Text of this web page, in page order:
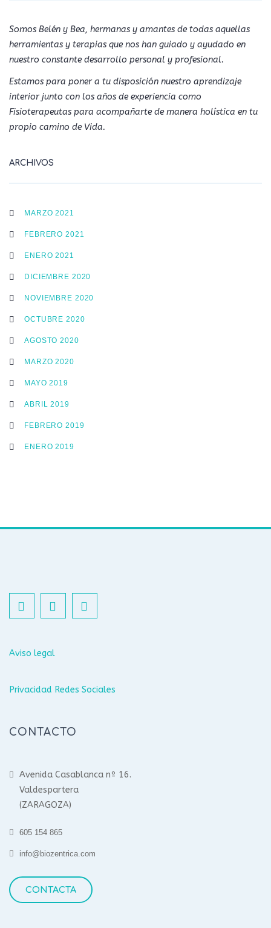
Somos Belén y Bea, hermanas y amantes de todas aquellas
herramientas y terapias que nos han guiado y ayudado en
nuestro constante desarrollo personal y profesional.
Estamos para poner a tu disposición nuestro aprendizaje
interior junto con los años de experiencia como
Fisioterapeutas para acompañarte de manera holística en tu
propio camino de Vida.
ARCHIVOS
MARZO 2021
FEBRERO 2021
ENERO 2021
DICIEMBRE 2020
NOVIEMBRE 2020
OCTUBRE 2020
AGOSTO 2020
MARZO 2020
MAYO 2019
ABRIL 2019
FEBRERO 2019
ENERO 2019
Aviso legal
Privacidad Redes Sociales
CONTACTO
Avenida Casablanca nº 16.
Valdespartera
(ZARAGOZA)
605 154 865
info@biozentrica.com
CONTACTA